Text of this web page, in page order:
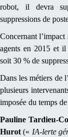
robot, il devra
suppressions de
Concernant
agents en 2015 et
soit 30 % de
Dans les métiers de
plusieurs
imposée du temps
Pauline Tardieu-
Hurot(« IA-lerte